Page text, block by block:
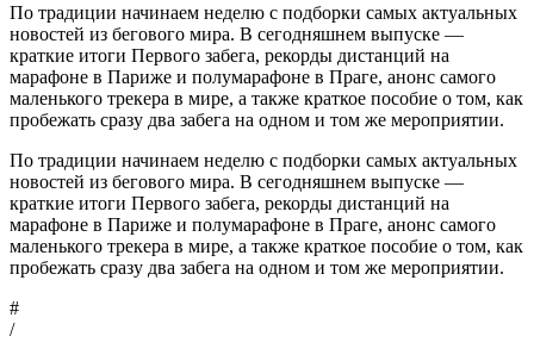
По традиции начинаем неделю с подборки самых актуальных
новостей из бегового мира. В сегодняшнем выпуске —
краткие итоги Первого забега, рекорды дистанций на
марафоне в Париже и полумарафоне в Праге, анонс самого
маленького трекера в мире, а также краткое пособие о том, как
пробежать сразу два забега на одном и том же мероприятии.
По традиции начинаем неделю с подборки самых актуальных
новостей из бегового мира. В сегодняшнем выпуске —
краткие итоги Первого забега, рекорды дистанций на
марафоне в Париже и полумарафоне в Праге, анонс самого
маленького трекера в мире, а также краткое пособие о том, как
пробежать сразу два забега на одном и том же мероприятии.
#
/